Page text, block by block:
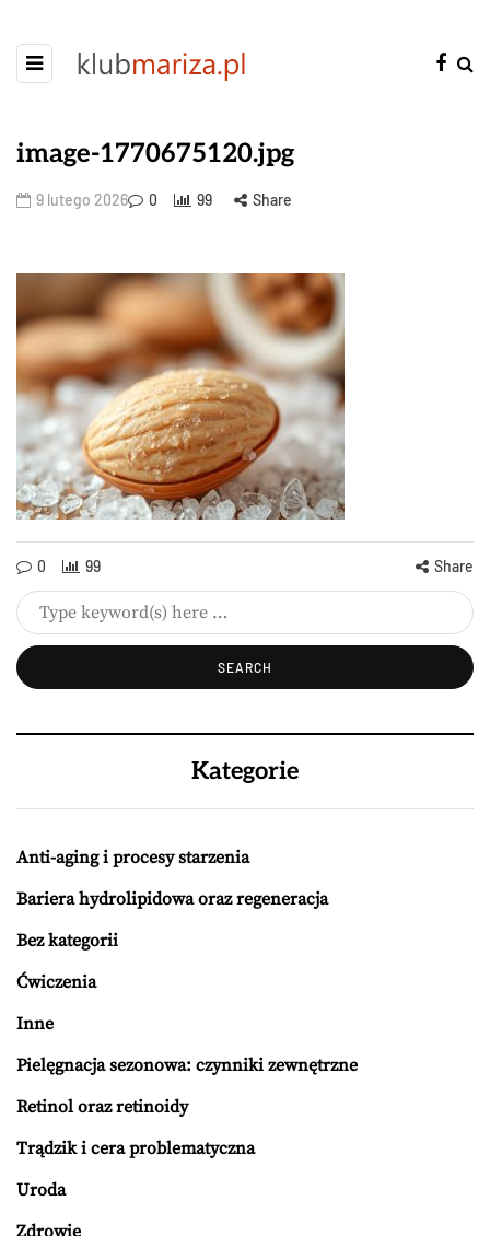
image-1770675120.jpg
9 lutego 2026 0 99 Share
0 99 Share
Kategorie
Anti-aging i procesy starzenia
Bariera hydrolipidowa oraz regeneracja
Bez kategorii
Ćwiczenia
Inne
Pielęgnacja sezonowa: czynniki zewnętrzne
Retinol oraz retinoidy
Trądzik i cera problematyczna
Uroda
Zdrowie